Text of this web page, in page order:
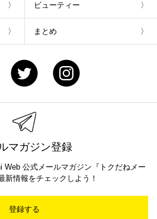
ビューティー
まとめ
マガジン登録
Web 公式メールマガジン『トクだねメー
新情報をチェックしよう！
登録する